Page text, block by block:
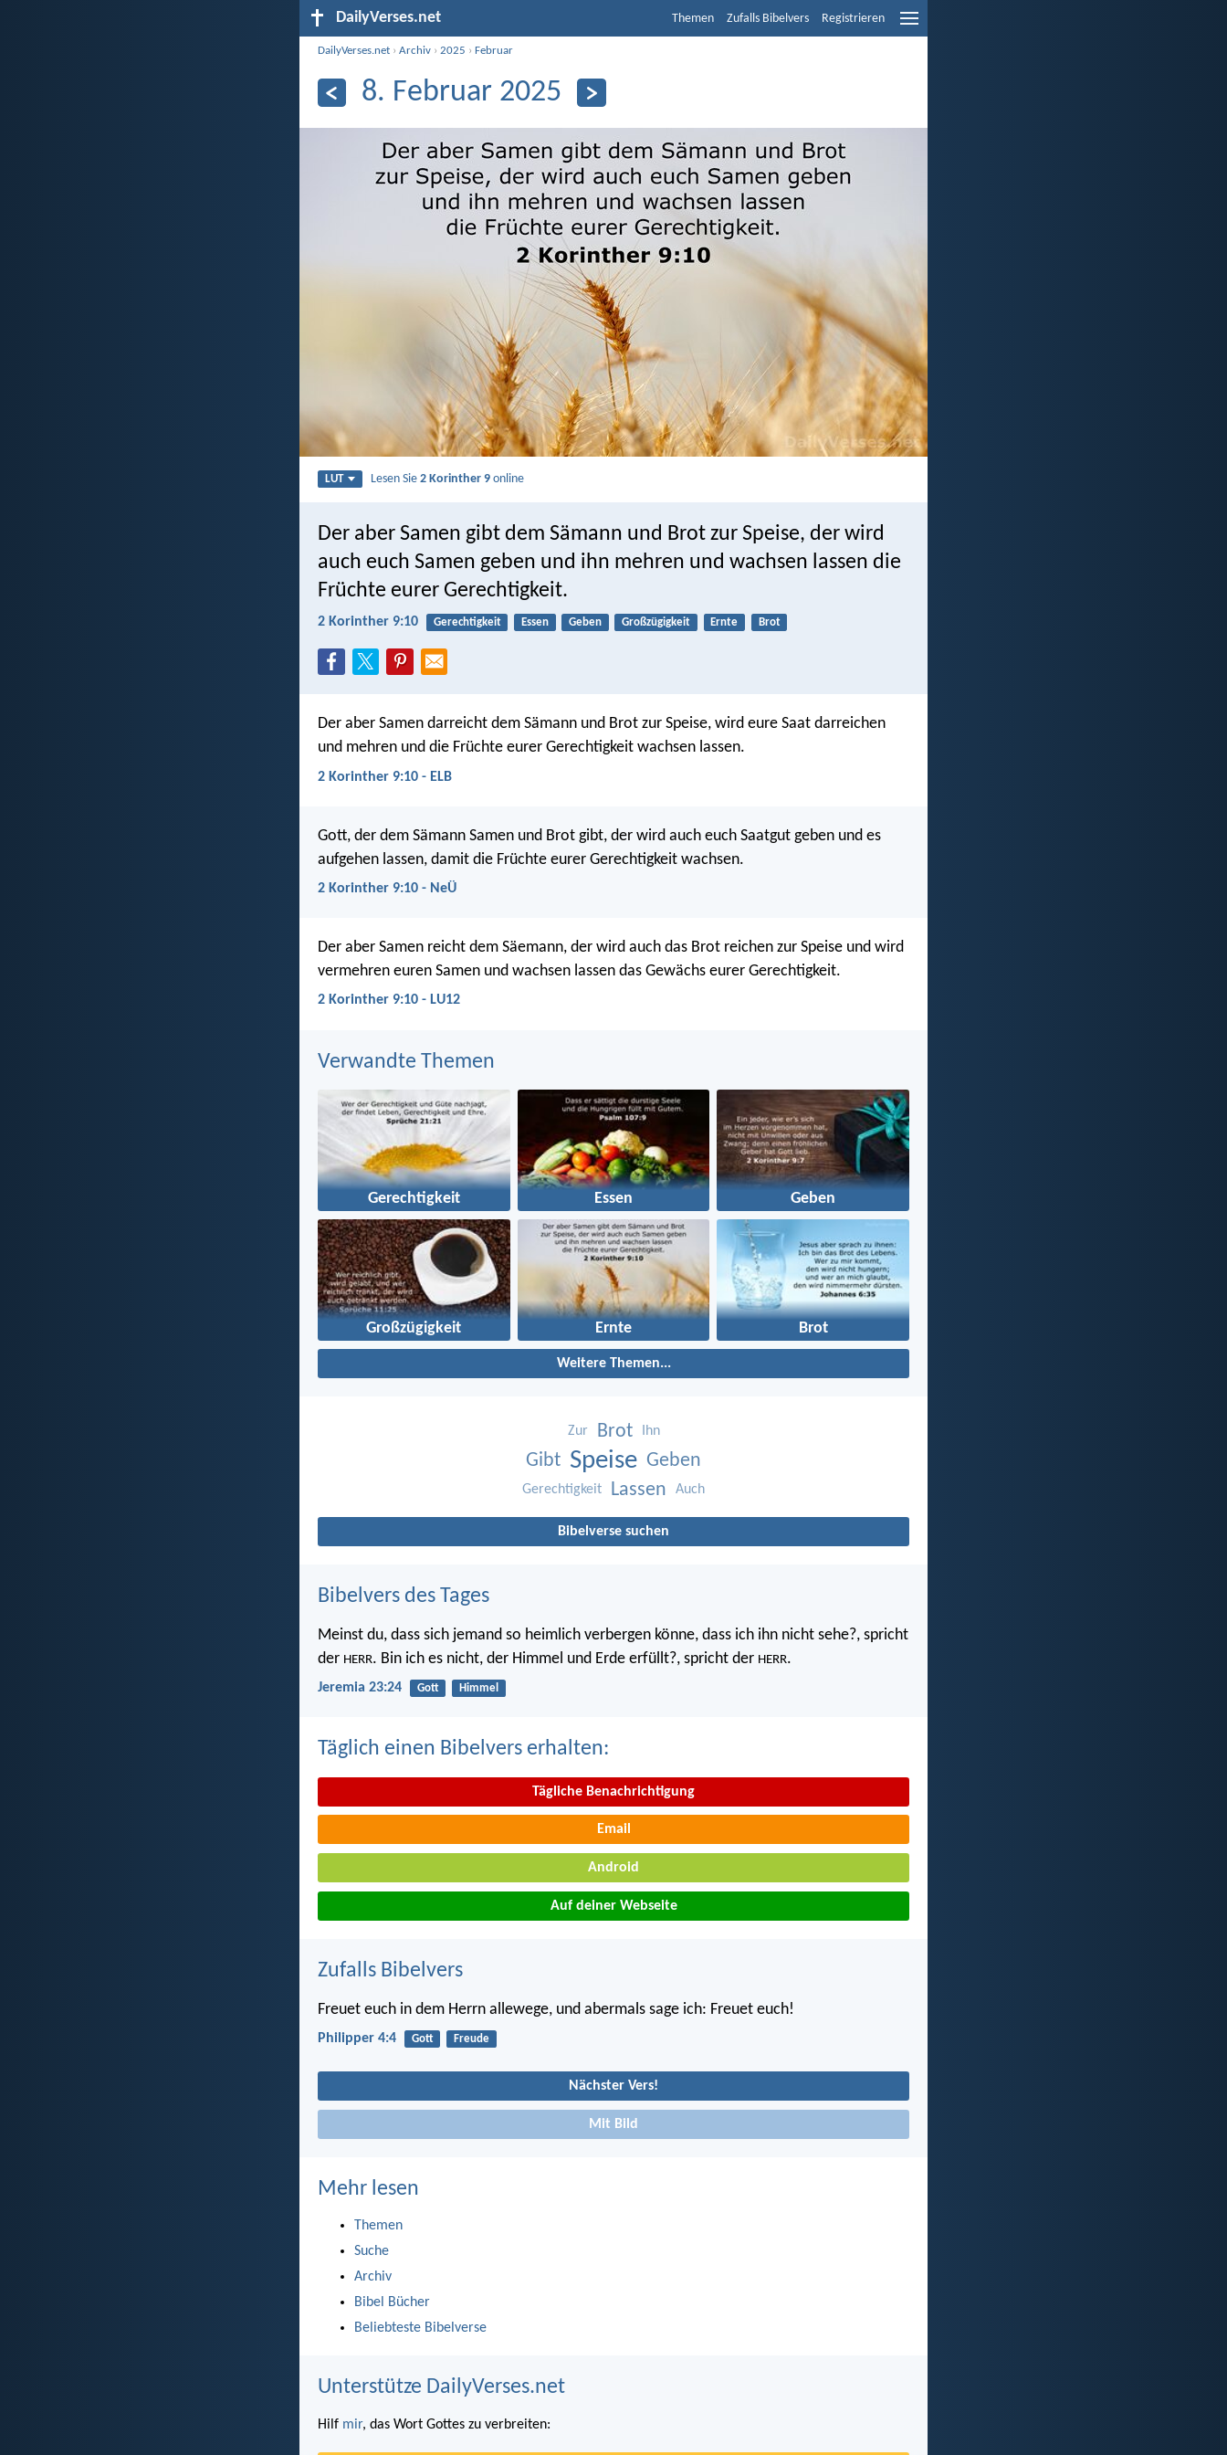
DailyVerses.net Themen Zufalls Bibelvers Registrieren
DailyVerses.net ›Archiv ›2025 ›Februar
8. Februar 2025
LUT Lesen Sie2 Korinther 9 online
Der aber Samen gibt dem Sämann und Brot zur Speise, der wird
auch euch Samen geben und ihn mehren und wachsen lassen die
Früchte eurer Gerechtigkeit.
2 Korinther 9:10 Gerechtigkeit Essen Geben Großzügigkeit Ernte Brot
Der aber Samen darreicht dem Sämann und Brot zur Speise, wird eure Saat darreichen
und mehren und die Früchte eurer Gerechtigkeit wachsen lassen.
2 Korinther 9:10 - ELB
Gott, der dem Sämann Samen und Brot gibt, der wird auch euch Saatgut geben und es
aufgehen lassen, damit die Früchte eurer Gerechtigkeit wachsen.
2 Korinther 9:10 - NeÜ
Der aber Samen reicht dem Säemann, der wird auch das Brot reichen zur Speise und wird
vermehren euren Samen und wachsen lassen das Gewächs eurer Gerechtigkeit.
2 Korinther 9:10 - LU12
Verwandte Themen
Gerechtigkeit Essen Geben
Großzügigkeit Ernte Brot
Weitere Themen...
Zur Brot Ihn
Gibt Speise Geben
Gerechtigkeit Lassen Auch
Bibelverse suchen
Bibelvers des Tages
Meinst du, dass sich jemand so heimlich verbergen könne, dass ich ihn nicht sehe?, spricht
der HERR. Bin ich es nicht, der Himmel und Erde erfüllt?, spricht der HERR.
Jeremia 23:24 Gott Himmel
Täglich einen Bibelvers erhalten:
Tägliche Benachrichtigung
Email
Android
Auf deiner Webseite
Zufalls Bibelvers
Freuet euch in dem Herrn allewege, und abermals sage ich: Freuet euch!
Philipper 4:4 Gott Freude
Nächster Vers!
Mit Bild
Mehr lesen
Themen
Suche
Archiv
Bibel Bücher
Beliebteste Bibelverse
Unterstütze DailyVerses.net
Hilf mir, das Wort Gottes zu verbreiten: